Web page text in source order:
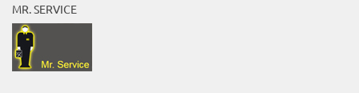
MR. SERVICE